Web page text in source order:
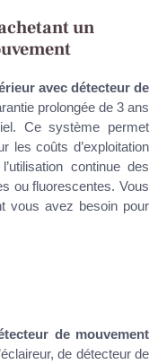
un
avec détecteur de
prolongée de 3 ans
Ce système permet
les coûts d’exploitation
continue des
ou fluorescentes. Vous
vous avez besoin pour
de mouvement
de détecteur de